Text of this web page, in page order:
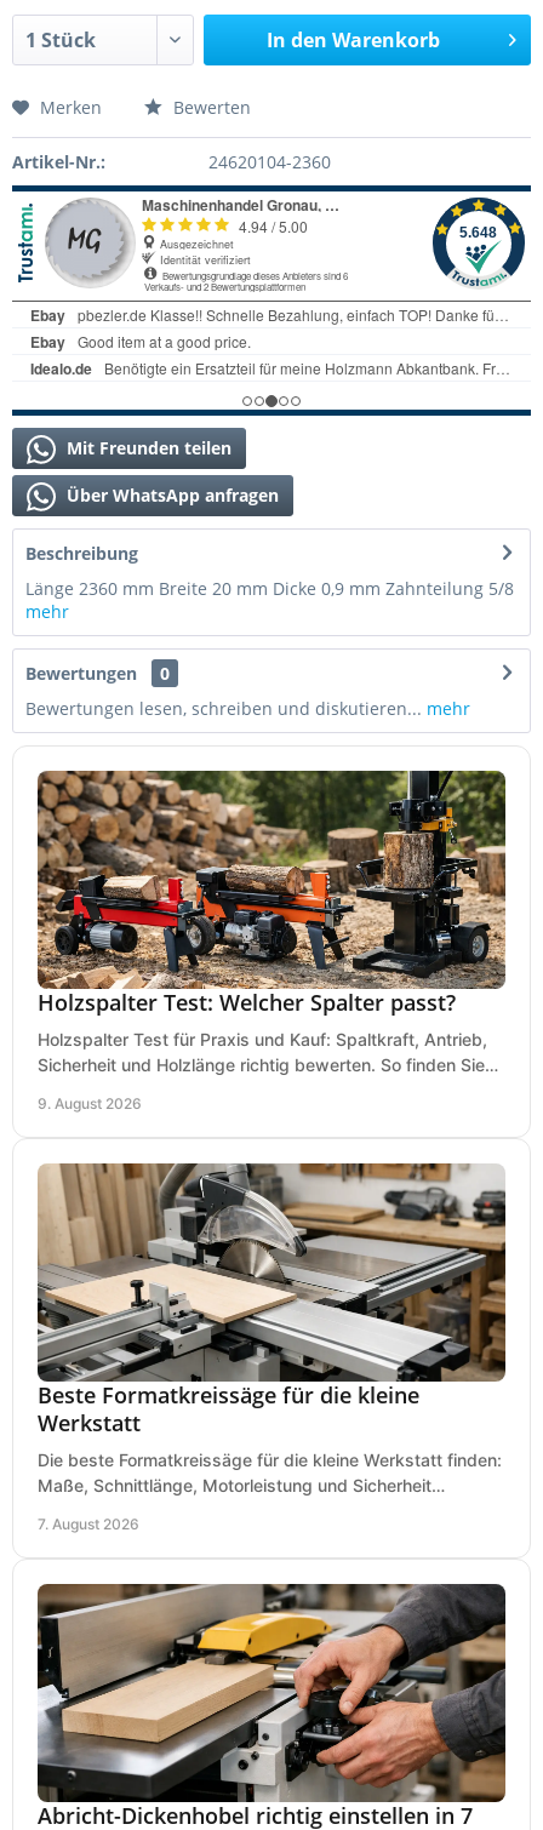
In den Warenkorb
Merken Bewerten
Artikel-Nr.: 24620104-2360
Mit Freunden teilen
Über WhatsApp anfragen
Beschreibung
Länge 2360 mm Breite 20 mm Dicke 0,9 mm Zahnteilung 5/8
mehr
Bewertungen
0
Bewertungen lesen, schreiben und diskutieren... mehr
Holzspalter Test: Welcher Spalter passt?
Holzspalter Test für Praxis und Kauf: Spaltkraft, Antrieb,
Sicherheit und Holzlänge richtig bewerten. So finden Sie
9. August 2026
Beste Formatkreissäge für die kleine
Werkstatt
Die beste Formatkreissäge für die kleine Werkstatt finden:
Maße, Schnittlänge, Motorleistung und Sicherheit
7. August 2026
Abricht-Dickenhobel richtig einstellen in 7